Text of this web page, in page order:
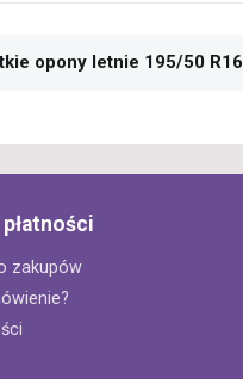
opony letnie 195/50 R16
zakupów